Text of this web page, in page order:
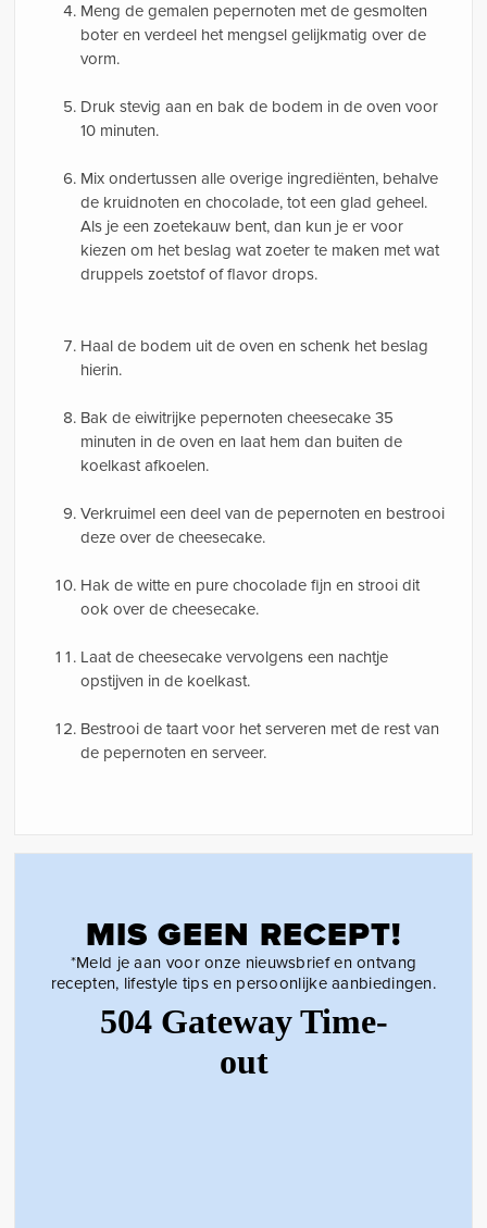
Meng de gemalen pepernoten met de gesmolten
boter en verdeel het mengsel gelijkmatig over de
vorm.
Druk stevig aan en bak de bodem in de oven voor
10 minuten.
Mix ondertussen alle overige ingrediënten, behalve
de kruidnoten en chocolade, tot een glad geheel.
Als je een zoetekauw bent, dan kun je er voor
kiezen om het beslag wat zoeter te maken met wat
druppels zoetstof of flavor drops.
Haal de bodem uit de oven en schenk het beslag
hierin.
Bak de eiwitrijke pepernoten cheesecake 35
minuten in de oven en laat hem dan buiten de
koelkast afkoelen.
Verkruimel een deel van de pepernoten en bestrooi
deze over de cheesecake.
Hak de witte en pure chocolade fijn en strooi dit
ook over de cheesecake.
Laat de cheesecake vervolgens een nachtje
opstijven in de koelkast.
Bestrooi de taart voor het serveren met de rest van
de pepernoten en serveer.
MIS GEEN RECEPT!
*Meld je aan voor onze nieuwsbrief en ontvang
recepten, lifestyle tips en persoonlijke aanbiedingen.